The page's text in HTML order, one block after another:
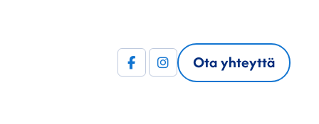
FacebookInstagramOta yhteyttä